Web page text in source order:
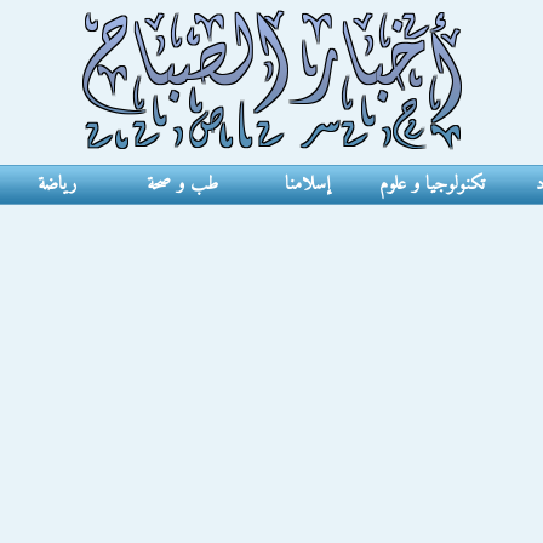
تكنولوجيا و علوم إسلامنا طب و صحة رياضة